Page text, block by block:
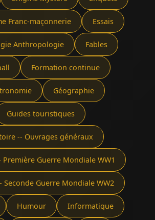
Franc-maçonnerie Essais
Anthropologie Fables
Formation continue
Géographie
Guides touristiques
-- Ouvrages généraux
Guerre Mondiale WW1
Seconde Guerre Mondiale WW2
Humour Informatique